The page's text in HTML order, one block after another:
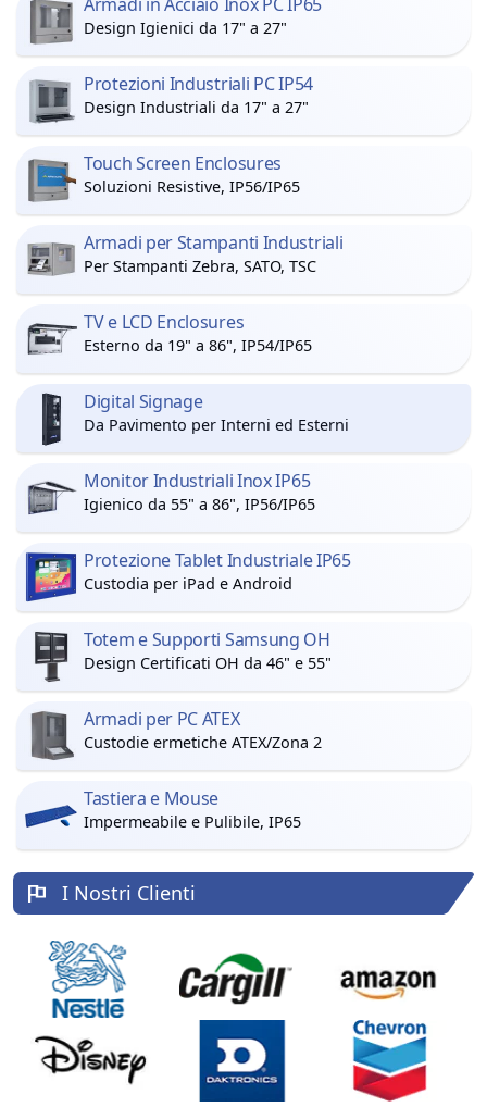
Design Igienici da 17" a 27"
Protezioni Industriali PC IP54
Design Industriali da 17" a 27"
Touch Screen Enclosures
Soluzioni Resistive, IP56/IP65
Armadi per Stampanti Industriali
Per Stampanti Zebra, SATO, TSC
TV e LCD Enclosures
Esterno da 19" a 86", IP54/IP65
Digital Signage
Da Pavimento per Interni ed Esterni
Monitor Industriali Inox IP65
Igienico da 55" a 86", IP56/IP65
Protezione Tablet Industriale IP65
Custodia per iPad e Android
Totem e Supporti Samsung OH
Design Certificati OH da 46" e 55"
Armadi per PC ATEX
Custodie ermetiche ATEX/Zona 2
Tastiera e Mouse
Impermeabile e Pulibile, IP65
I Nostri Clienti